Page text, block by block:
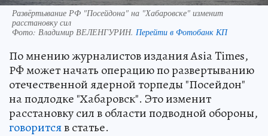
Развёртывание РФ "Посейдона" на "Хабаровске" изменит
расстановку сил
Фото: Владимир ВЕЛЕНГУРИН. Перейти в Фотобанк КП
По мнению журналистов издания Asia Times,
РФ может начать операцию по развертыванию
отечественной ядерной торпеды "Посейдон"
на подлодке "Хабаровск". Это изменит
расстановку сил в области подводной обороны,
говоритсяв статье.